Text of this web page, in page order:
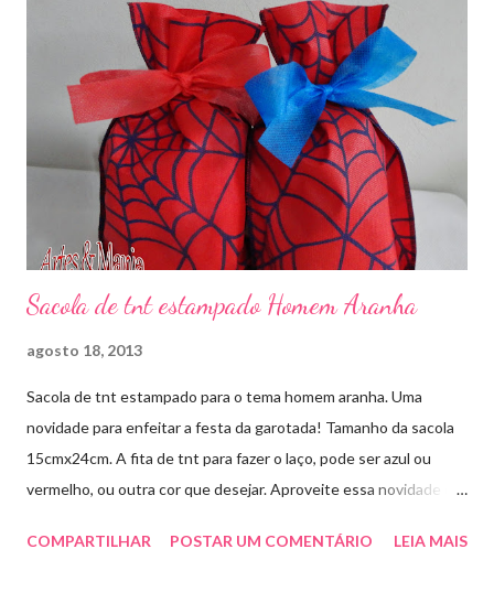
Sacola de tnt estampado Homem Aranha
agosto 18, 2013
Sacola de tnt estampado para o tema homem aranha. Uma
novidade para enfeitar a festa da garotada! Tamanho da sacola
15cmx24cm. A fita de tnt para fazer o laço, pode ser azul ou
vermelho, ou outra cor que desejar. Aproveite essa novidade e
COMPARTILHAR
POSTAR UM COMENTÁRIO LEIA MAIS